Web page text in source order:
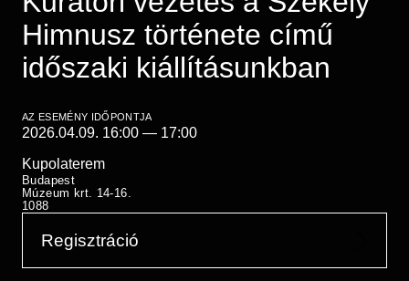
Régészet
Tagintézmények
Felnőttképzés
Képcsarnok
Történeti Fényképtár
Éremtár
Központi Könyvtár
Himnusz története című
időszaki kiállításunkban
AZ ESEMÉNY IDŐPONTJA
2026.04.09. 16:00 — 17:00
Kupolaterem
Budapest
Múzeum krt. 14-16.
1088
Regisztráció